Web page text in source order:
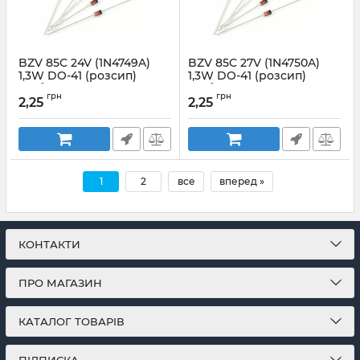
BZV 85C 24V (1N4749A)
1,3W DO-41 (розсип)
стабілітрон LGE
Артикул:
2,25 грн
BZV 85C 27V (1N4750A)
1,3W DO-41 (розсип)
стабілітрон YANGJIE
Артикул:
2,25 грн
1 2 все вперед »
КОНТАКТИ
ПРО МАГАЗИН
КАТАЛОГ ТОВАРІВ